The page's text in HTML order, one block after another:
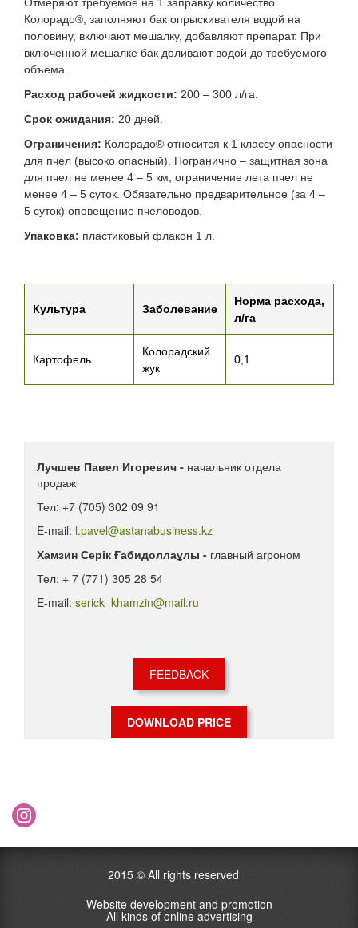
Колорадо®, заполняют бак опрыскивателя водой на
половину, включают мешалку, добавляют препарат. При
включенной мешалке бак доливают водой до требуемого
объема.
Расход рабочей жидкости: 200 – 300 л/га.
Срок ожидания: 20 дней.
Ограничения: Колорадо® относится к 1 классу опасности
для пчел (высоко опасный). Погранично – защитная зона
для пчел не менее 4 – 5 км, ограничение лета пчел не
менее 4 – 5 суток. Обязательно предварительное (за 4 –
5 суток) оповещение пчеловодов.
Упаковка: пластиковый флакон 1 л.
Культура Заболевание
Норма расхода,
л/га
Картофель
Колорадский
жук
0,1
Лучшев Павел Игоревич - начальник отдела
продаж
Тел: +7 (705) 302 09 91
E-mail: l.pavel@astanabusiness.kz
Хамзин Серік Ғабидоллаұлы - главный агроном
Тел: + 7 (771) 305 28 54
E-mail: serick_khamzin@mail.ru
FEEDBACK
DOWNLOAD PRICE
2015 © All rights reserved
Website development and promotion
All kinds of online advertising